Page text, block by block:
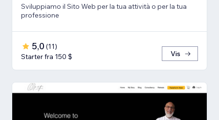
Sviluppiamo il Sito Web per la tua attività o per la tua
professione
5,0 (11)
Starter fra 150 $
Vis